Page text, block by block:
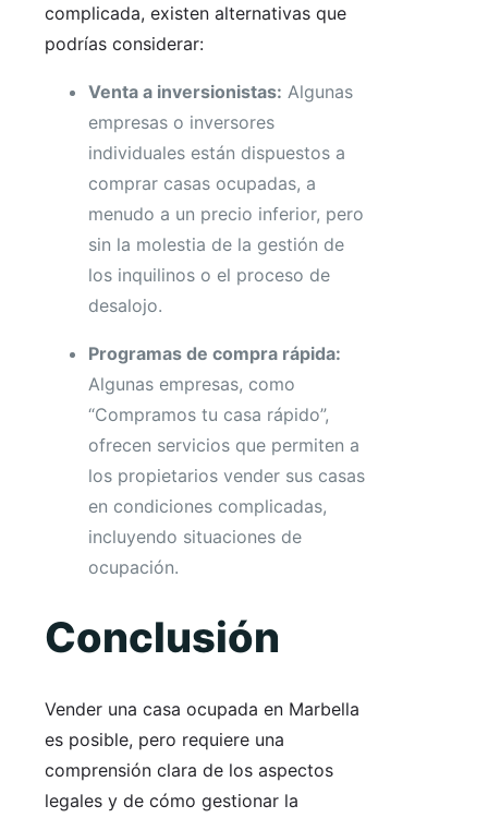
complicada, existen alternativas que
podrías considerar:
Venta a inversionistas: Algunas
empresas o inversores
individuales están dispuestos a
comprar casas ocupadas, a
menudo a un precio inferior, pero
sin la molestia de la gestión de
los inquilinos o el proceso de
desalojo.
Programas de compra rápida:
Algunas empresas, como
“Compramos tu casa rápido”,
ofrecen servicios que permiten a
los propietarios vender sus casas
en condiciones complicadas,
incluyendo situaciones de
ocupación.
Conclusión
Vender una casa ocupada en Marbella
es posible, pero requiere una
comprensión clara de los aspectos
legales y de cómo gestionar la